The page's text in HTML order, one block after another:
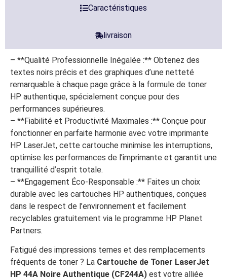
Caractéristiques
livraison
– **Qualité Professionnelle Inégalée :** Obtenez des
textes noirs précis et des graphiques d’une netteté
remarquable à chaque page grâce à la formule de toner
HP authentique, spécialement conçue pour des
performances supérieures.
– **Fiabilité et Productivité Maximales :** Conçue pour
fonctionner en parfaite harmonie avec votre imprimante
HP LaserJet, cette cartouche minimise les interruptions,
optimise les performances de l’imprimante et garantit une
tranquillité d’esprit totale.
– **Engagement Éco-Responsable :** Faites un choix
durable avec les cartouches HP authentiques, conçues
dans le respect de l’environnement et facilement
recyclables gratuitement via le programme HP Planet
Partners.
Fatigué des impressions ternes et des remplacements
fréquents de toner ? La Cartouche de Toner LaserJet
HP 44A Noire Authentique (CF244A) est votre alliée